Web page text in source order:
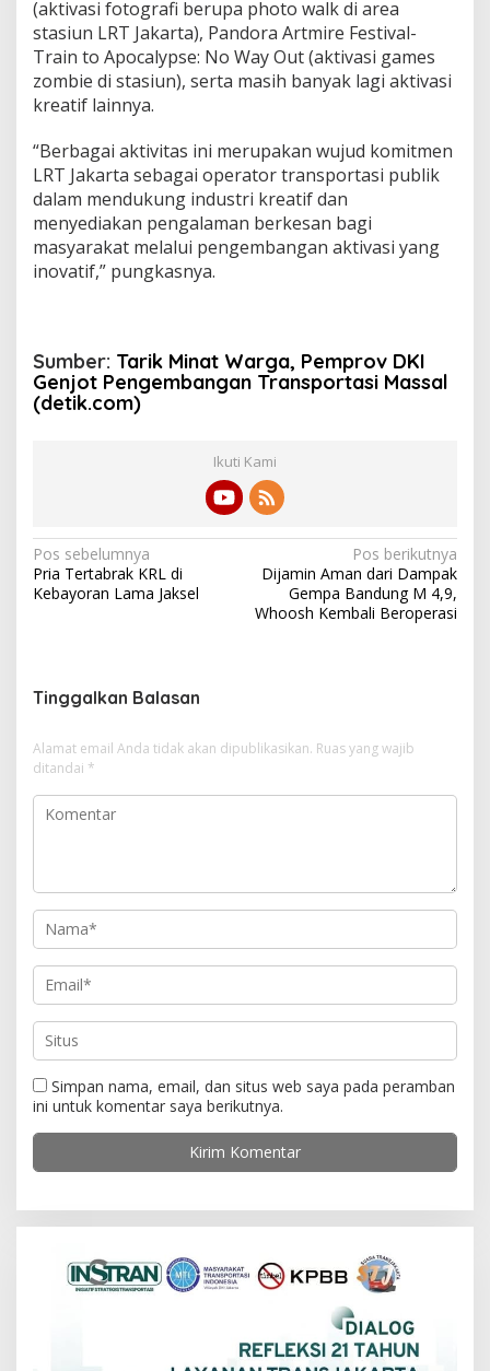
(aktivasi fotografi berupa photo walk di area
stasiun LRT Jakarta), Pandora Artmire Festival-
Train to Apocalypse: No Way Out (aktivasi games
zombie di stasiun), serta masih banyak lagi aktivasi
kreatif lainnya.
“Berbagai aktivitas ini merupakan wujud komitmen
LRT Jakarta sebagai operator transportasi publik
dalam mendukung industri kreatif dan
menyediakan pengalaman berkesan bagi
masyarakat melalui pengembangan aktivasi yang
inovatif,” pungkasnya.
Sumber: Tarik Minat Warga, Pemprov DKI
Genjot Pengembangan Transportasi Massal
(detik.com)
Ikuti Kami
N
a
g
a
s
i
p
Pos sebelumnya
Pria Tertabrak KRL di
Kebayoran Lama Jaksel
Pos berikutnya
Dijamin Aman dari Dampak
Gempa Bandung M 4,9,
Whoosh Kembali Beroperasi
Tinggalkan Balasan
Alamat email Anda tidak akan dipublikasikan. Ruas yang wajib
ditandai *
Simpan nama, email, dan situs web saya pada peramban
ini untuk komentar saya berikutnya.